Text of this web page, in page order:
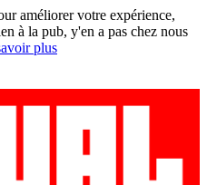
améliorer votre expérience,
à la pub, y'en a pas chez nous
plus